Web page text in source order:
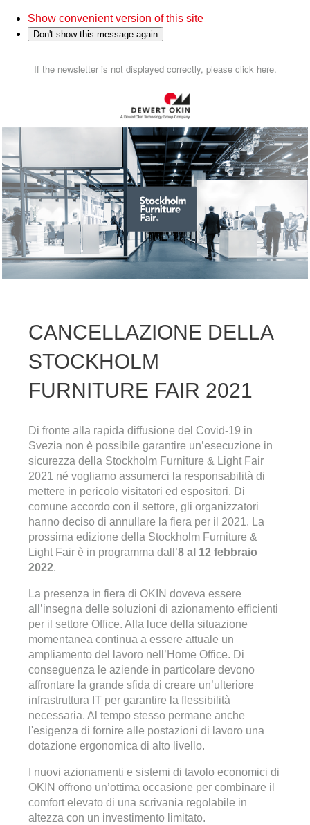
Show convenient version of this site
Don't show this message again
If the newsletter is not displayed correctly, please click here.
CANCELLAZIONE DELLA
STOCKHOLM
FURNITURE FAIR 2021
Di fronte alla rapida diffusione del Covid-19 in
Svezia non è possibile garantire un’esecuzione in
sicurezza della Stockholm Furniture & Light Fair
2021 né vogliamo assumerci la responsabilità di
mettere in pericolo visitatori ed espositori. Di
comune accordo con il settore, gli organizzatori
hanno deciso di annullare la fiera per il 2021. La
prossima edizione della Stockholm Furniture &
Light Fair è in programma dall’8 al 12 febbraio
2022.
La presenza in fiera di OKIN doveva essere
all’insegna delle soluzioni di azionamento efficienti
per il settore Office. Alla luce della situazione
momentanea continua a essere attuale un
ampliamento del lavoro nell’Home Office. Di
conseguenza le aziende in particolare devono
affrontare la grande sfida di creare un’ulteriore
infrastruttura IT per garantire la flessibilità
necessaria. Al tempo stesso permane anche
l'esigenza di fornire alle postazioni di lavoro una
dotazione ergonomica di alto livello.
I nuovi azionamenti e sistemi di tavolo economici di
OKIN offrono un’ottima occasione per combinare il
comfort elevato di una scrivania regolabile in
altezza con un investimento limitato.